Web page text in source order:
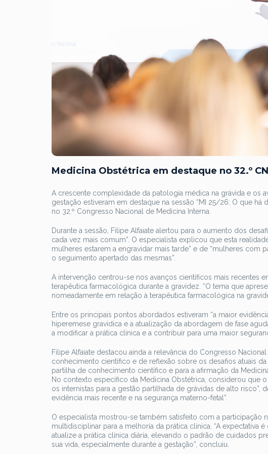
Medicina Obstétrica em destaque no 32.º
A crescente complexidade da patologia médica na grávida e os
gestação estiveram em destaque na sessão “MI 25/26: O que
no 32.º Congresso Nacional de Medicina Interna.
Durante a sessão, Filipe Alfaiate alertou para o aumento dos
cada vez mais comum”. O especialista explicou que esta
mulheres estarem a engravidar mais tarde” e de “mulheres com
o seguimento apertado das mesmas”.
A intervenção centrou-se nos avanços científicos mais recentes
terapêutica farmacológica durante a gravidez. “O tema que
nomeadamente em relação à terapêutica farmacológica na
Entre os principais pontos abordados estiveram “a maior
hiperemese gravídica e a atualização da abordagem de fase
a modificar a prática clínica e a contribuir para uma maior
Filipe Alfaiate destacou ainda a relevância do Congresso
conhecimento científico e de reflexão sobre os desafios atuais
partilha de conhecimento científico e para a afirmação da
No contexto específico da Medicina Obstétrica, considerou que
os internistas para a gestão partilhada de grávidas de alto
evidência mais recente e na segurança materno-fetal”.
O especialista mostrou-se também satisfeito com a participação
multidisciplinar para a melhoria da prática clínica. “A
atualize a prática clínica diária, elevando o padrão de cuidados
sua vida, especialmente durante a gestação”, concluiu.